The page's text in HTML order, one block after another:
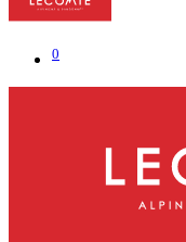
0